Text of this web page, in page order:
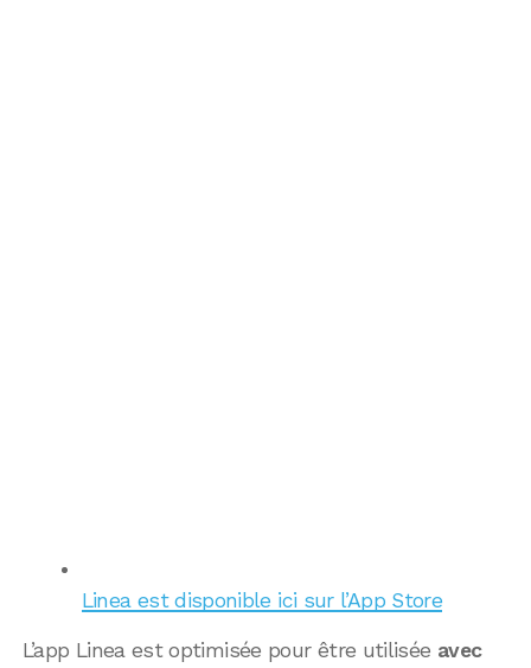
Linea est disponible ici sur l’App Store
L’app Linea est optimisée pour être utilisée avec